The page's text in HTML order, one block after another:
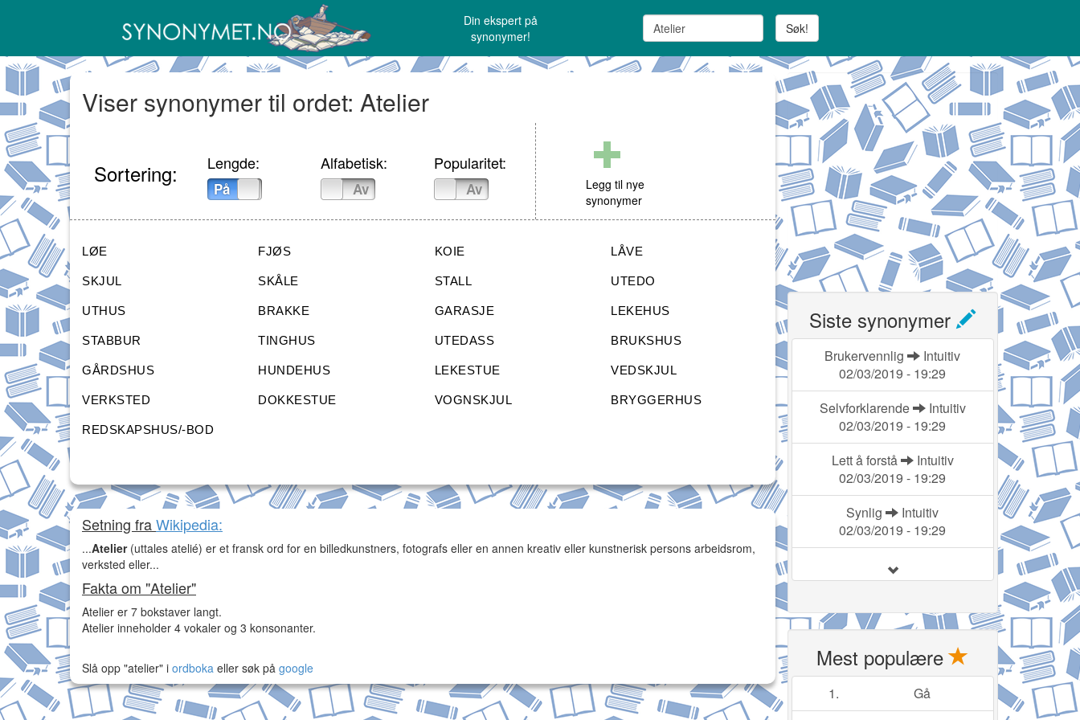
Din ekspert på
synonymer!
Søk!
Viser synonymer til ordet: Atelier
Sortering: Lengde:
På
Alfabetisk:
Av
Popularitet:
Av
Legg til nye
synonymer
LØE FJØS KOIE LÅVE
SKJUL SKÅLE STALL UTEDO
UTHUS BRAKKE GARASJE LEKEHUS
STABBUR TINGHUS UTEDASS BRUKSHUS
GÅRDSHUS HUNDEHUS LEKESTUE VEDSKJUL
VERKSTED DOKKESTUE VOGNSKJUL BRYGGERHUS
REDSKAPSHUS/-BOD
Setning fraWikipedia:
...Atelier(uttales atelié) er et fransk ord for en billedkunstners, fotografs eller en annen kreativ eller kunstnerisk persons arbeidsrom,
verksted eller...
Fakta om "Atelier"
Atelier er 7 bokstaver langt.
Atelier inneholder 4 vokaler og 3 konsonanter.
Slå opp "atelier" i ordboka eller søk på google
Siste synonymer
Brukervennlig
Intuitiv
02/03/2019 - 19:29
Selvforklarende
Intuitiv
02/03/2019 - 19:29
Lett å forstå
Intuitiv
02/03/2019 - 19:29
Synlig
Intuitiv
02/03/2019 - 19:29
Mest populære
1.
Gå